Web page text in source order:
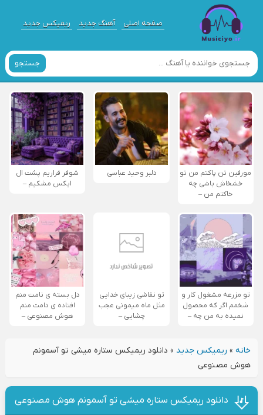
صفحه اصلی آهنگ جدید ریمیکس جدید
جستجو
مورفین تن پاکتم من تو
خشخاش باشی چه
خاکتم من –
دلبر وحید عباسی
شوفر فراریم پشت ال
ایکس مشکیم –
تو مزرعه مشغول کار و
شخمم اگر که محصول
نمیده به من چه –
تو نقاشی زیبای خدایی
مثل ماه میمونی عجب
چشایی –
دل بسته ی نامت منم
افتاده ی دامت منم
هوش مصنوعی –
خانه» ریمیکس جدید » دانلود ریمیکس ستاره میشی تو آسمونم
هوش مصنوعی
دانلود ریمیکس ستاره میشی تو آسمونم هوش مصنوعی